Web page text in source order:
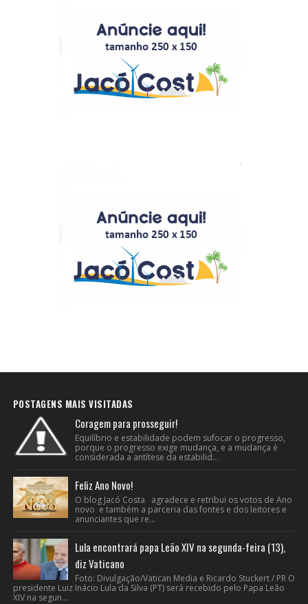
POSTAGENS MAIS VISITADAS
Coragem para prosseguir!
Equilíbrio e estabilidade podem sufocar o progresso,
porque o progresso exige mudança, e a mudança é
considerada a antítese da estabilid...
Feliz Ano Novo!
O blog Jacó Costa agradece e retribui os votos de Ano
novo e também a parceria das fontes e dos leitores e
anunciantes que re...
Lula encontrará papa Leão XIV na segunda-feira (13),
diz Vaticano
Foto: Divulgação/Vatican Media e Ricardo Stuckert / PR O
presidente Luiz Inácio Lula da Silva (PT) será recebido pelo Papa Leão
XIV na segun...